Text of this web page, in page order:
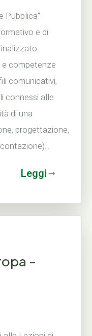
Pubblica"
e di
competenze
comunicativi,
connessi alle
di una
progettazione,
Leggi
-